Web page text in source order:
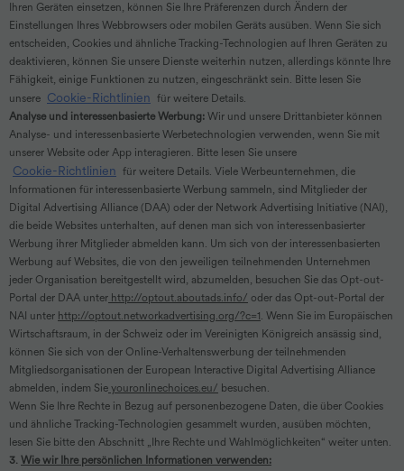
Ihren Geräten einsetzen, können Sie Ihre Präferenzen durch Ändern der
Einstellungen Ihres Webbrowsers oder mobilen Geräts ausüben. Wenn Sie sich
entscheiden, Cookies und ähnliche Tracking-Technologien auf Ihren Geräten zu
deaktivieren, können Sie unsere Dienste weiterhin nutzen, allerdings könnte Ihre
Fähigkeit, einige Funktionen zu nutzen, eingeschränkt sein. Bitte lesen Sie
unsere Cookie-Richtlinien für weitere Details.
Analyse und interessenbasierte Werbung: Wir und unsere Drittanbieter können
Analyse- und interessenbasierte Werbetechnologien verwenden, wenn Sie mit
unserer Website oder App interagieren. Bitte lesen Sie unsere
Cookie-Richtlinien für weitere Details. Viele Werbeunternehmen, die
Informationen für interessenbasierte Werbung sammeln, sind Mitglieder der
Digital Advertising Alliance (DAA) oder der Network Advertising Initiative (NAI),
die beide Websites unterhalten, auf denen man sich von interessenbasierter
Werbung ihrer Mitglieder abmelden kann. Um sich von der interessenbasierten
Werbung auf Websites, die von den jeweiligen teilnehmenden Unternehmen
jeder Organisation bereitgestellt wird, abzumelden, besuchen Sie das Opt-out-
Portal der DAA unter http://optout.aboutads.info/ oder das Opt-out-Portal der
NAI unter http://optout.networkadvertising.org/?c=1. Wenn Sie im Europäischen
Wirtschaftsraum, in der Schweiz oder im Vereinigten Königreich ansässig sind,
können Sie sich von der Online-Verhaltenswerbung der teilnehmenden
Mitgliedsorganisationen der European Interactive Digital Advertising Alliance
abmelden, indem Sie youronlinechoices.eu/ besuchen.
Wenn Sie Ihre Rechte in Bezug auf personenbezogene Daten, die über Cookies
und ähnliche Tracking-Technologien gesammelt wurden, ausüben möchten,
lesen Sie bitte den Abschnitt „Ihre Rechte und Wahlmöglichkeiten“ weiter unten.
3. Wie wir Ihre persönlichen Informationen verwenden: